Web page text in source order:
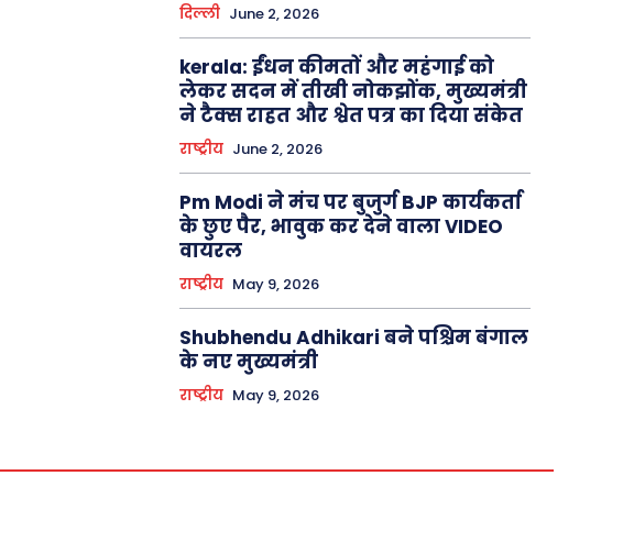
दिल्ली June 2, 2026
kerala: ईंधन कीमतों और महंगाई को
लेकर सदन में तीखी नोकझोंक, मुख्यमंत्री
ने टैक्स राहत और श्वेत पत्र का दिया संकेत
राष्ट्रीय June 2, 2026
Pm Modi ने मंच पर बुजुर्ग BJP कार्यकर्ता
के छुए पैर, भावुक कर देने वाला VIDEO
वायरल
राष्ट्रीय May 9, 2026
Shubhendu Adhikari बने पश्चिम बंगाल
के नए मुख्यमंत्री
राष्ट्रीय May 9, 2026